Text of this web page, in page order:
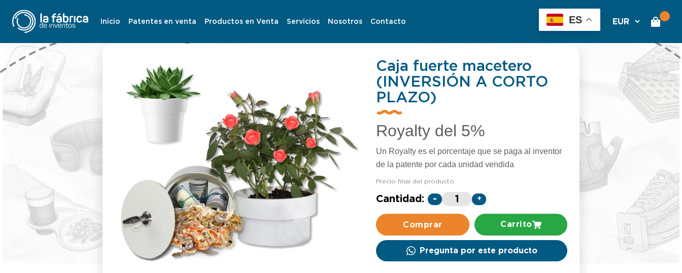
Inicio Patentes en venta Productos en Venta Servicios Nosotros Contacto ES
Caja fuerte macetero
(INVERSIÓN A CORTO
PLAZO)
Royalty del 5%
Un Royalty es el porcentaje que se paga al inventor
de la patente por cada unidad vendida
Precio final del producto
Cantidad: - +
Comprar Carrito
Pregunta por este producto